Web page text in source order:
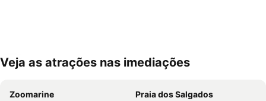
Ampliar mapa
Veja as atrações nas imediações
Zoomarine
Praia dos Salgados